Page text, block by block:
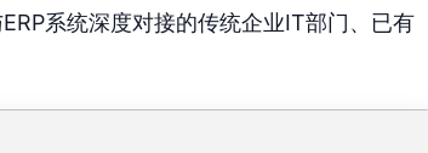
系统深度对接的传统企业IT部门、已有